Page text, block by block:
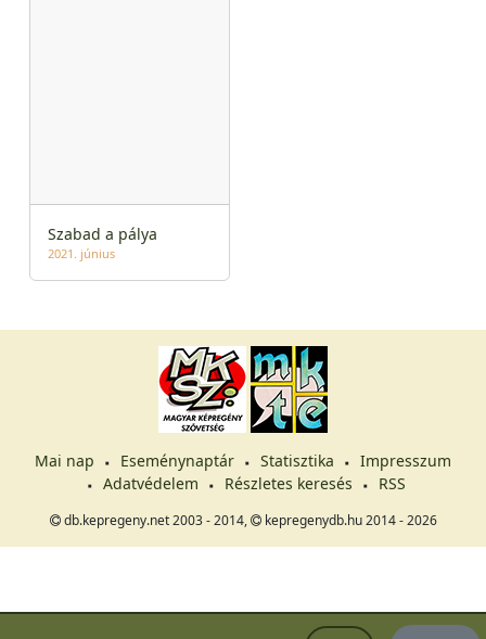
Szabad a pálya
2021. június
Mai nap Eseménynaptár Statisztika
Impresszum
Adatvédelem
Részletes keresés RSS
db.kepregeny.net 2003 - 2014, kepregenydb.hu 2014 - 2026